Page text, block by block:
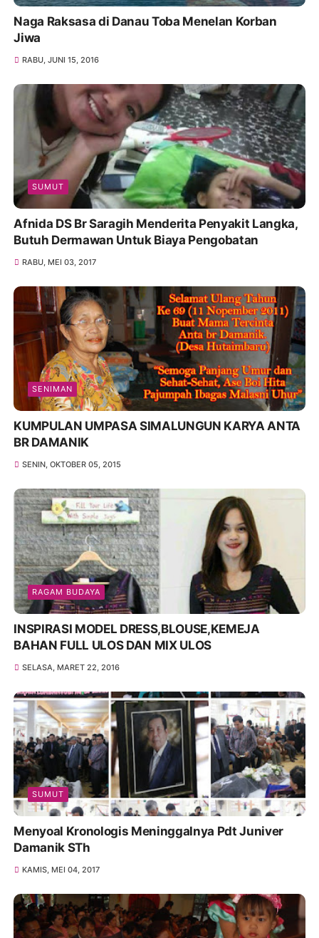
Naga Raksasa di Danau Toba Menelan Korban
Jiwa
RABU, JUNI 15, 2016
SUMUT
Afnida DS Br Saragih Menderita Penyakit Langka,
Butuh Dermawan Untuk Biaya Pengobatan
RABU, MEI 03, 2017
SENIMAN
KUMPULAN UMPASA SIMALUNGUN KARYA ANTA
BR DAMANIK
SENIN, OKTOBER 05, 2015
RAGAM BUDAYA
INSPIRASI MODEL DRESS,BLOUSE,KEMEJA
BAHAN FULL ULOS DAN MIX ULOS
SELASA, MARET 22, 2016
SUMUT
Menyoal Kronologis Meninggalnya Pdt Juniver
Damanik STh
KAMIS, MEI 04, 2017